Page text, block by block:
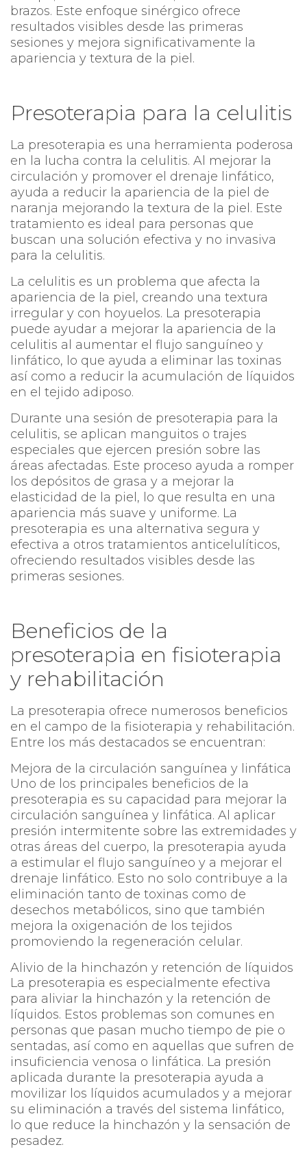
brazos. Este enfoque sinérgico ofrece
resultados visibles desde las primeras
sesiones y mejora significativamente la
apariencia y textura de la piel.
Presoterapia para la celulitis
La presoterapia es una herramienta poderosa
en la lucha contra la celulitis. Al mejorar la
circulación y promover el drenaje linfático,
ayuda a reducir la apariencia de la piel de
naranja mejorando la textura de la piel. Este
tratamiento es ideal para personas que
buscan una solución efectiva y no invasiva
para la celulitis.
La celulitis es un problema que afecta la
apariencia de la piel, creando una textura
irregular y con hoyuelos. La presoterapia
puede ayudar a mejorar la apariencia de la
celulitis al aumentar el flujo sanguíneo y
linfático, lo que ayuda a eliminar las toxinas
así como a reducir la acumulación de líquidos
en el tejido adiposo.
Durante una sesión de presoterapia para la
celulitis, se aplican manguitos o trajes
especiales que ejercen presión sobre las
áreas afectadas. Este proceso ayuda a romper
los depósitos de grasa y a mejorar la
elasticidad de la piel, lo que resulta en una
apariencia más suave y uniforme. La
presoterapia es una alternativa segura y
efectiva a otros tratamientos anticelulíticos,
ofreciendo resultados visibles desde las
primeras sesiones.
Beneficios de la
presoterapia en fisioterapia
y rehabilitación
La presoterapia ofrece numerosos beneficios
en el campo de la fisioterapia y rehabilitación.
Entre los más destacados se encuentran:
Mejora de la circulación sanguínea y linfática
Uno de los principales beneficios de la
presoterapia es su capacidad para mejorar la
circulación sanguínea y linfática. Al aplicar
presión intermitente sobre las extremidades y
otras áreas del cuerpo, la presoterapia ayuda
a estimular el flujo sanguíneo y a mejorar el
drenaje linfático. Esto no solo contribuye a la
eliminación tanto de toxinas como de
desechos metabólicos, sino que también
mejora la oxigenación de los tejidos
promoviendo la regeneración celular.
Alivio de la hinchazón y retención de líquidos
La presoterapia es especialmente efectiva
para aliviar la hinchazón y la retención de
líquidos. Estos problemas son comunes en
personas que pasan mucho tiempo de pie o
sentadas, así como en aquellas que sufren de
insuficiencia venosa o linfática. La presión
aplicada durante la presoterapia ayuda a
movilizar los líquidos acumulados y a mejorar
su eliminación a través del sistema linfático,
lo que reduce la hinchazón y la sensación de
pesadez.